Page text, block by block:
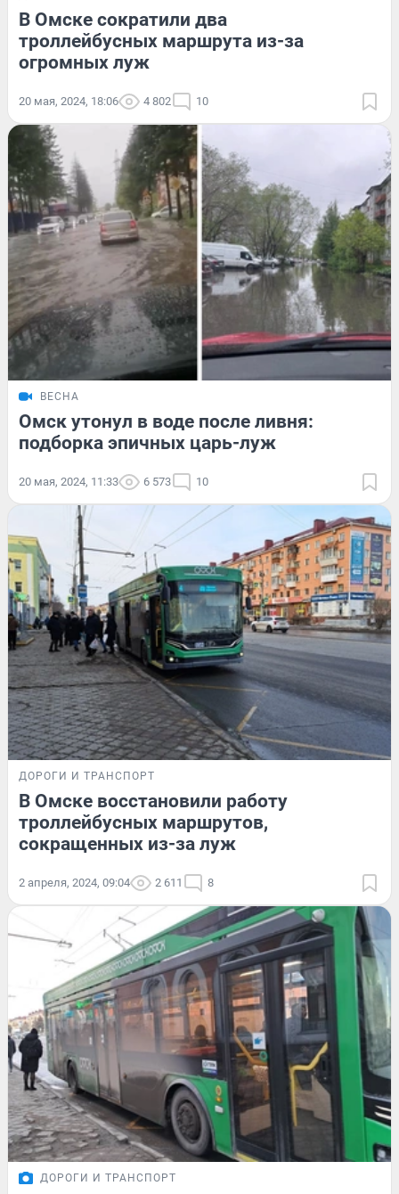
В Омске сократили два
троллейбусных маршрута из-за
огромных луж
20 мая, 2024, 18:06 4 802 10
ВЕСНА
Омск утонул в воде после ливня:
подборка эпичных царь-луж
20 мая, 2024, 11:33 6 573 10
ДОРОГИ И ТРАНСПОРТ
В Омске восстановили работу
троллейбусных маршрутов,
сокращенных из-за луж
2 апреля, 2024, 09:04 2 611 8
ДОРОГИ И ТРАНСПОРТ